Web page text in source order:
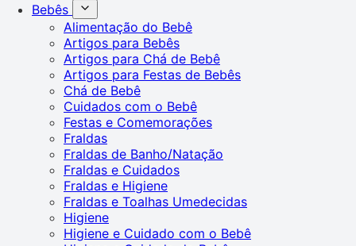
Bebês
Alimentação do Bebê
Artigos para Bebês
Artigos para Chá de Bebê
Artigos para Festas de Bebês
Chá de Bebê
Cuidados com o Bebê
Festas e Comemorações
Fraldas
Fraldas de Banho/Natação
Fraldas e Cuidados
Fraldas e Higiene
Fraldas e Toalhas Umedecidas
Higiene
Higiene e Cuidado com o Bebê